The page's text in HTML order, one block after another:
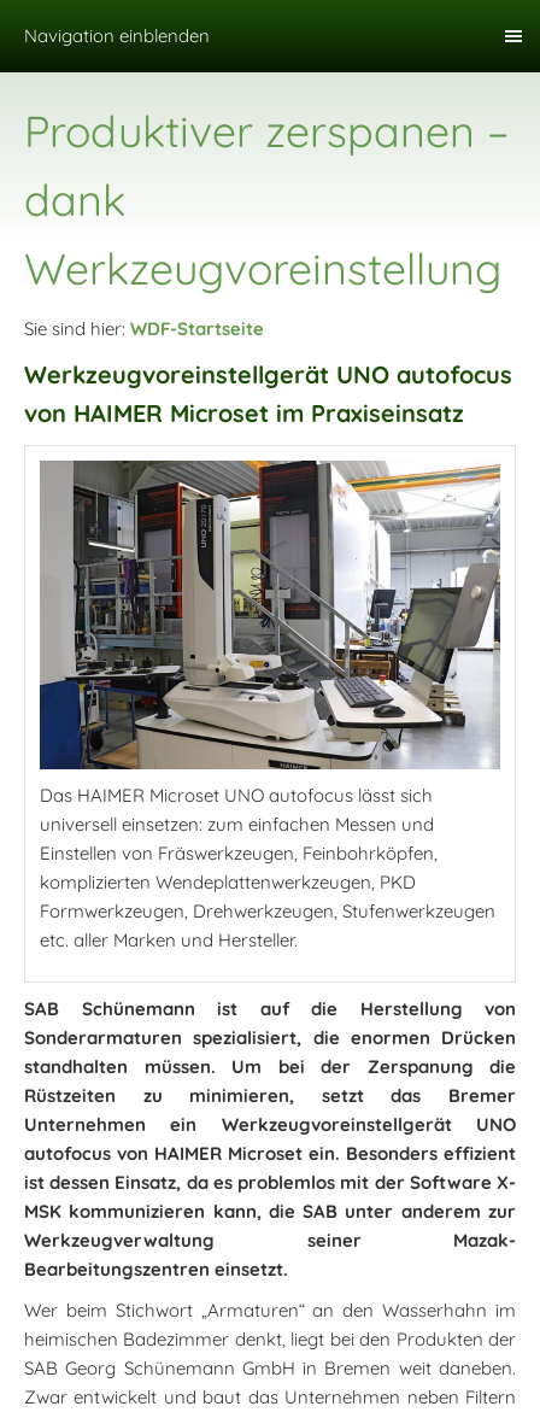
Navigation einblenden
Produktiver zerspanen –
dank
Werkzeugvoreinstellung
Sie sind hier: WDF-Startseite
Werkzeugvoreinstellgerät UNO autofocus
von HAIMER Microset im Praxiseinsatz
Das HAIMER Microset UNO autofocus lässt sich
universell einsetzen: zum einfachen Messen und
Einstellen von Fräswerkzeugen, Feinbohrköpfen,
komplizierten Wendeplattenwerkzeugen, PKD
Formwerkzeugen, Drehwerkzeugen, Stufenwerkzeugen
etc. aller Marken und Hersteller.
SAB Schünemann ist auf die Herstellung von
Sonderarmaturen spezialisiert, die enormen Drücken
standhalten müssen. Um bei der Zerspanung die
Rüstzeiten zu minimieren, setzt das Bremer
Unternehmen ein Werkzeugvoreinstellgerät UNO
autofocus von HAIMER Microset ein. Besonders effizient
ist dessen Einsatz, da es problemlos mit der Software X-
MSK kommunizieren kann, die SAB unter anderem zur
Werkzeugverwaltung seiner Mazak-
Bearbeitungszentren einsetzt.
Wer beim Stichwort „Armaturen“ an den Wasserhahn im
heimischen Badezimmer denkt, liegt bei den Produkten der
SAB Georg Schünemann GmbH in Bremen weit daneben.
Zwar entwickelt und baut das Unternehmen neben Filtern